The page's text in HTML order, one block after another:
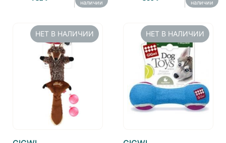
наличии наличии
НЕТ В НАЛИЧИИ НЕТ В НАЛИЧИИ